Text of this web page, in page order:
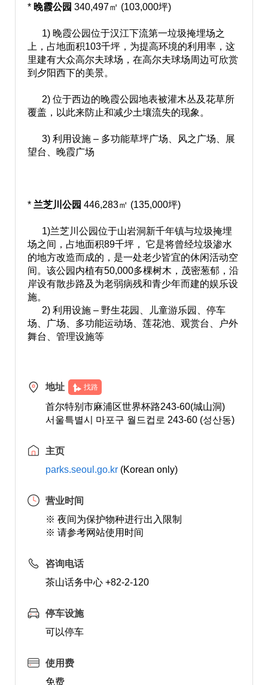
* 晚霞公园 340,497㎡ (103,000坪)
1) 晚霞公园位于汉江下流第一垃圾掩埋场之
上，占地面积103千坪，为提高环境的利用率，这
里建有大众高尔夫球场，在高尔夫球场周边可欣赏
到夕阳西下的美景。
2) 位于西边的晚霞公园地表被灌木丛及花草所
覆盖，以此来防止和减少土壤流失的现象。
3) 利用设施 – 多功能草坪广场、风之广场、展
望台、晚霞广场
* 兰芝川公园 446,283㎡ (135,000坪)
1)兰芝川公园位于山岩洞新千年镇与垃圾掩埋
场之间，占地面积89千坪， 它是将曾经垃圾渗水
的地方改造而成的，是一处老少皆宜的休闲活动空
间。该公园内植有50,000多棵树木，茂密葱郁，沿
岸设有散步路及为老弱病残和青少年而建的娱乐设
施。
2) 利用设施 – 野生花园、儿童游乐园、停车
场、广场、多功能运动场、莲花池、观赏台、户外
舞台、管理设施等
地址 找路
首尔特别市麻浦区世界杯路243-60(城山洞)
서울특별시 마포구 월드컵로 243-60 (성산동)
主页
parks.seoul.go.kr(Korean only)
营业时间
※ 夜间为保护物种进行出入限制
※ 请参考网站使用时间
咨询电话
茶山话务中心 +82-2-120
停车设施
可以停车
使用费
免费